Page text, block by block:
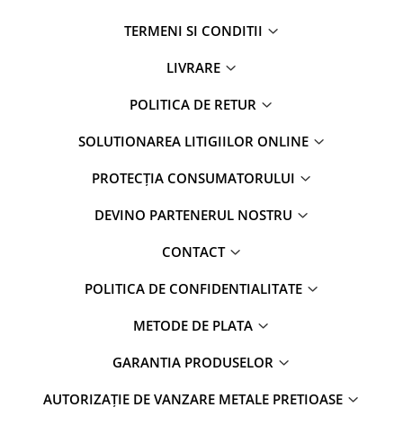
TERMENI SI CONDITII
LIVRARE
POLITICA DE RETUR
SOLUTIONAREA LITIGIILOR ONLINE
PROTECȚIA CONSUMATORULUI
DEVINO PARTENERUL NOSTRU
CONTACT
POLITICA DE CONFIDENTIALITATE
METODE DE PLATA
GARANTIA PRODUSELOR
AUTORIZAȚIE DE VANZARE METALE PRETIOASE